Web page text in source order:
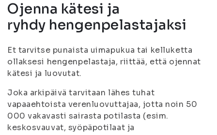
Ojenna kätesi ja
ryhdy hengenpelastajaksi
Et tarvitse punaista uimapukua tai kelluketta
ollaksesi hengenpelastaja, riittää, että ojennat
kätesi ja luovutat.
Joka arkipäivä tarvitaan lähes tuhat
vapaaehtoista verenluovuttajaa, jotta noin 50
000 vakavasti sairasta potilasta (esim.
keskosvauvat, syöpäpotilaat ja